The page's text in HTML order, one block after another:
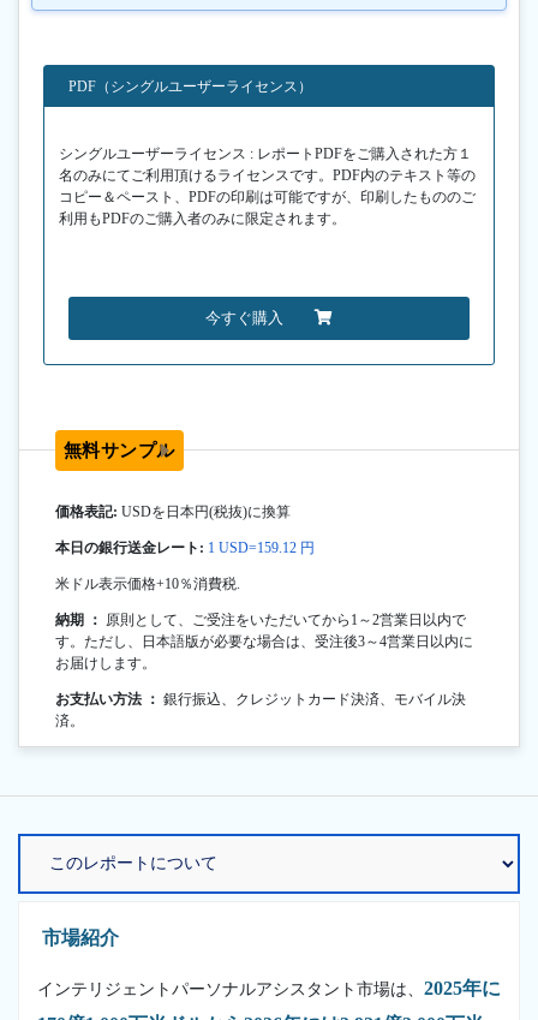
PDF（シングルユーザーライセンス）
シングルユーザーライセンス : レポートPDFをご購入された方１
名のみにてご利用頂けるライセンスです。PDF内のテキスト等の
コピー＆ペースト、PDFの印刷は可能ですが、印刷したもののご
利用もPDFのご購入者のみに限定されます。
今すぐ購入
無料サンプル
価格表記: USDを日本円(税抜)に換算
本日の銀行送金レート: 1 USD=159.12 円
米ドル表示価格+10％消費税.
納期 ： 原則として、ご受注をいただいてから1～2営業日以内で
す。ただし、日本語版が必要な場合は、受注後3～4営業日以内に
お届けします。
お支払い方法 ： 銀行振込、クレジットカード決済、モバイル決
済。
市場紹介
インテリジェントパーソナルアシスタント市場は、 2025年に